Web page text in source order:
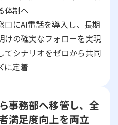
体制へ
口にAI電話を導入し、長期
の確実なフォローを実現
てシナリオをゼロから共同
に定着
事務部へ移管し、全
満足度向上を両立